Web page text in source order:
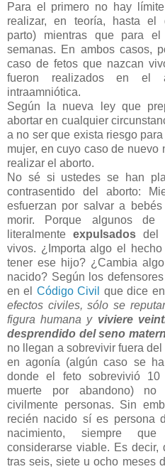
Para el primero no hay
realizar, en teoría, hasta
parto) mientras que para
semanas. En ambos casos,
caso de fetos que nazcan
fueron realizados en el
intraamniótica.
Según la nueva ley que
abortar en cualquier
a no ser que exista riesgo
mujer, en cuyo caso de nuevo
realizar el aborto.
No sé si ustedes se han
contrasentido del aborto:
esfuerzan por salvar a
morir. Porque algunos de
literalmente expulsados del
vivos. ¿Importa algo el
tener ese hijo? ¿Cambia
nacido? Según los
en el Código Civil que dice
efectos civiles, sólo se
figura humana y viviere
desprendido del seno
no llegan a sobrevivir fuera
en agonía (algún caso se
donde el feto sobrevivió 10
muerte por abandono) no
civilmente personas. Sin
recién nacido sí es persona
nacimiento, siempre
considerarse viable. Es
tras seis, siete u ocho meses